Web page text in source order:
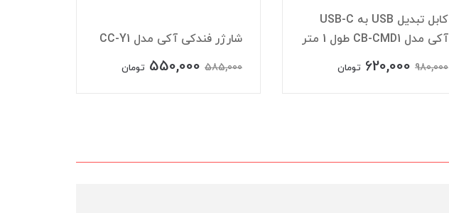
کابل تبدیل USB به USB-C
آکی مدل CB-CMD1 طول 1 متر
980,000
620,000 تومان
شارژر فندکی آکی مدل CC-Y1
585,000
550,000 تومان